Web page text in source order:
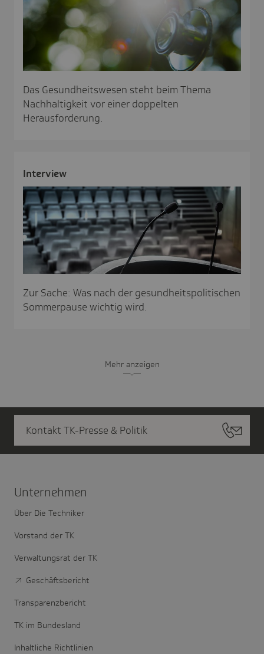
Das Gesundheitswesen steht beim Thema
Nachhaltigkeit vor einer doppelten
Herausforderung.
Inter­view
Zur Sache: Was nach der gesundheitspolitischen
Sommerpause wichtig wird.
Mehr anzeigen
Kontakt TK-Presse & Politik
Unter­nehmen
Über Die Techniker
Vorstand der TK
Verwaltungsrat der TK
Geschäftsbericht
Transparenzbericht
TK im Bundesland
Inhaltliche Richtlinien